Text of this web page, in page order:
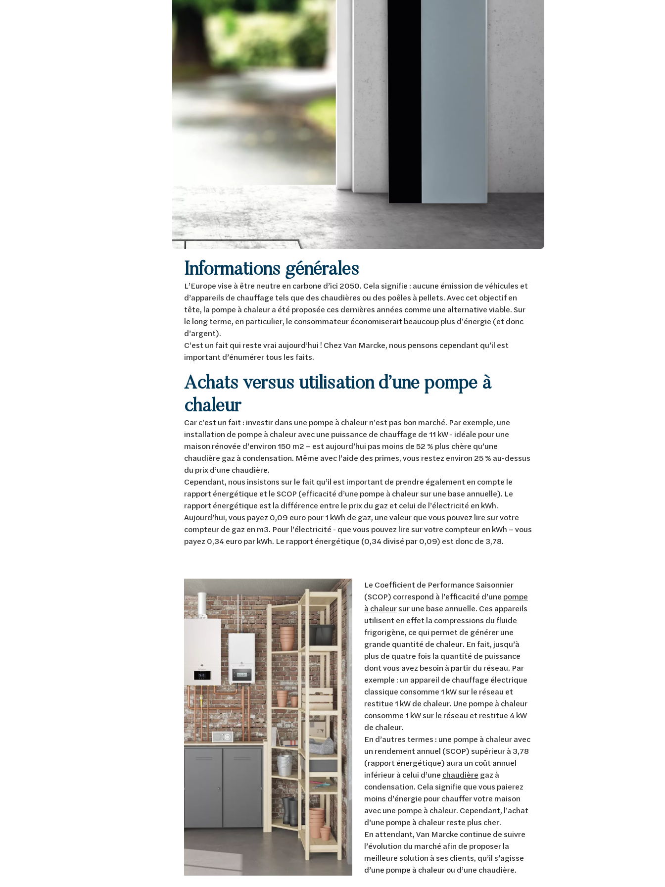
Informations générales
L’Europe vise à être neutre en carbone d’ici 2050. Cela signifie : aucune émission de véhicules et
d’appareils de chauffage tels que des chaudières ou des poêles à pellets. Avec cet objectif en
tête, la pompe à chaleur a été proposée ces dernières années comme une alternative viable. Sur
le long terme, en particulier, le consommateur économiserait beaucoup plus d’énergie (et donc
d’argent).
C’est un fait qui reste vrai aujourd’hui ! Chez Van Marcke, nous pensons cependant qu’il est
important d’énumérer tous les faits.
Achats versus utilisation d’une pompe à
chaleur
Car c’est un fait : investir dans une pompe à chaleur n’est pas bon marché. Par exemple, une
installation de pompe à chaleur avec une puissance de chauffage de 11 kW - idéale pour une
maison rénovée d’environ 150 m2 – est aujourd’hui pas moins de 52 % plus chère qu’une
chaudière gaz à condensation. Même avec l’aide des primes, vous restez environ 25 % au-dessus
du prix d’une chaudière.
Cependant, nous insistons sur le fait qu’il est important de prendre également en compte le
rapport énergétique et le SCOP (efficacité d’une pompe à chaleur sur une base annuelle). Le
rapport énergétique est la différence entre le prix du gaz et celui de l’électricité en kWh.
Aujourd’hui, vous payez 0,09 euro pour 1 kWh de gaz, une valeur que vous pouvez lire sur votre
compteur de gaz en m3. Pour l’électricité - que vous pouvez lire sur votre compteur en kWh – vous
payez 0,34 euro par kWh. Le rapport énergétique (0,34 divisé par 0,09) est donc de 3,78.
Le Coefficient de Performance Saisonnier
(SCOP) correspond à l’efficacité d’une pompe
à chaleursur une base annuelle. Ces appareils
utilisent en effet la compressions du fluide
frigorigène, ce qui permet de générer une
grande quantité de chaleur. En fait, jusqu’à
plus de quatre fois la quantité de puissance
dont vous avez besoin à partir du réseau. Par
exemple : un appareil de chauffage électrique
classique consomme 1 kW sur le réseau et
restitue 1 kW de chaleur. Une pompe à chaleur
consomme 1 kW sur le réseau et restitue 4 kW
de chaleur.
En d’autres termes : une pompe à chaleur avec
un rendement annuel (SCOP) supérieur à 3,78
(rapport énergétique) aura un coût annuel
inférieur à celui d’une chaudière gaz à
condensation. Cela signifie que vous paierez
moins d’énergie pour chauffer votre maison
avec une pompe à chaleur. Cependant, l’achat
d’une pompe à chaleur reste plus cher.
En attendant, Van Marcke continue de suivre
l’évolution du marché afin de proposer la
meilleure solution à ses clients, qu’il s’agisse
d’une pompe à chaleur ou d’une chaudière.